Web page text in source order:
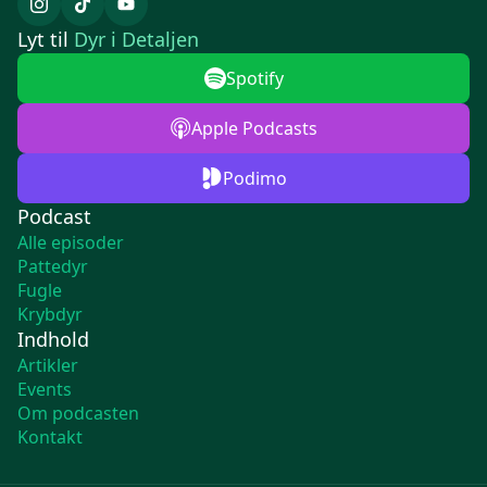
Podcast
Alle episoder
Pattedyr
Fugle
Krybdyr
Indhold
Artikler
Events
Om podcasten
Kontakt
Lyt til Dyr i Detaljen
Spotify
Apple Podcasts
Podimo